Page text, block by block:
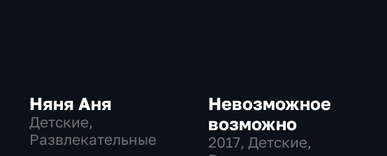
Няня Аня
Детские,
Развлекательные
Невозможное
возможно
2017, Детские,